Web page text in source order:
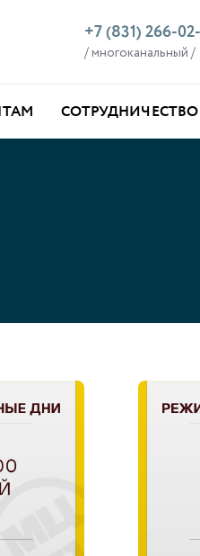
+7 (831) 266-
/ многоканальный /
СОТРУДНИЧЕСТВО